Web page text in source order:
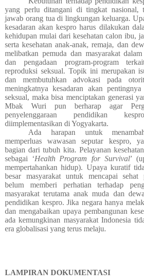
yang perlu ditangani di tingkat nasional,
jawab orang tua di lingkungan keluarga.
kesadaran akan kespro harus dilakukan
kehidupan mulai dari kesehatan calon ibu,
serta kesehatan anak-anak, remaja, dan
melibatkan pemuda dan masyarakat
dan pengadaan program-program
reproduksi seksual. Topik ini merupakan
dan membutuhkan advokasi pada
meningkatnya kesadaran akan
seksual, maka bisa menciptakan generasi
Mbak Wuri pun berharap agar
penyelenggaraan pendidikan
diimplementasikan di Yogyakarta.
Ada harapan untuk
memperluas wawasan seputar kespro,
bagian dari tubuh kita. Pelayanan
sebagai ‘Health Program for Survival’
mempertahankan hidup). Upaya kuratif
besar masyarakat untuk mencapai sehat
belum memberi perhatian terhadap
masyarakat terutama anak muda dan
pendidikan kespro. Jika negara hanya
dan mengabaikan upaya pembangunan
ada kemungkinan masyarakat Indonesia
era globalisasi yang terus melaju.
LAMPIRAN DOKUMENTASI